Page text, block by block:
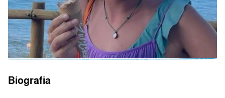
Biografia